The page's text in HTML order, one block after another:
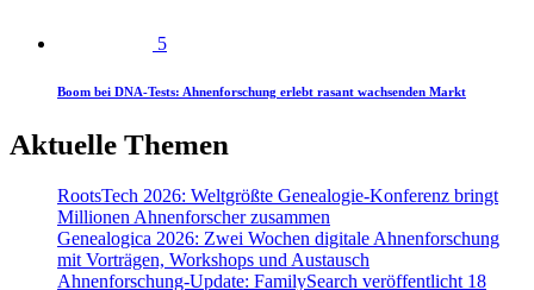
5
Boom bei DNA-Tests: Ahnenforschung erlebt rasant wachsenden Markt
Aktuelle Themen
RootsTech 2026: Weltgrößte Genealogie-Konferenz bringt
Millionen Ahnenforscher zusammen
Genealogica 2026: Zwei Wochen digitale Ahnenforschung
mit Vorträgen, Workshops und Austausch
Ahnenforschung-Update: FamilySearch veröffentlicht 18